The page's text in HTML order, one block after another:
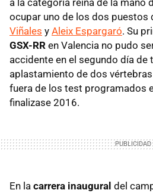
a la categoría reina de la mano
ocupar uno de los dos puestos
Viñales y Aleix Espargaró. Su
GSX-RR en Valencia no pudo
accidente en el segundo día de
aplastamiento de dos
fuera de los test programados
finalizase 2016.
En la carrera inaugural del